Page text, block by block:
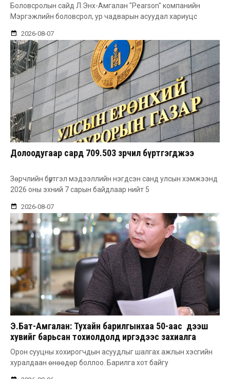
Боловсролын сайд Л.Энх-Амгалан "Pearson" компанийн
Мэргэжлийн боловсрол, ур чадварын асуудал хариуцс
2026-08-07
Долоодугаар сард 709.503 зөрчил бүртгэгджээ
Зөрчлийн бүртгэл мэдээллийн нэгдсэн санд улсын хэмжээнд
2026 оны эхний 7 сарын байдлаар нийт 5
2026-08-07
Э.Бат-Амгалан: Тухайн барилгынхаа 50-аас дээш
хувийг барьсан тохиолдолд иргэдээс захиалга
авдаг болгоно
Орон сууцны хохирогчдын асуудлыг шалгах ажлын хэсгийн
хуралдаан өнөөдөр боллоо. Барилга хот байгу